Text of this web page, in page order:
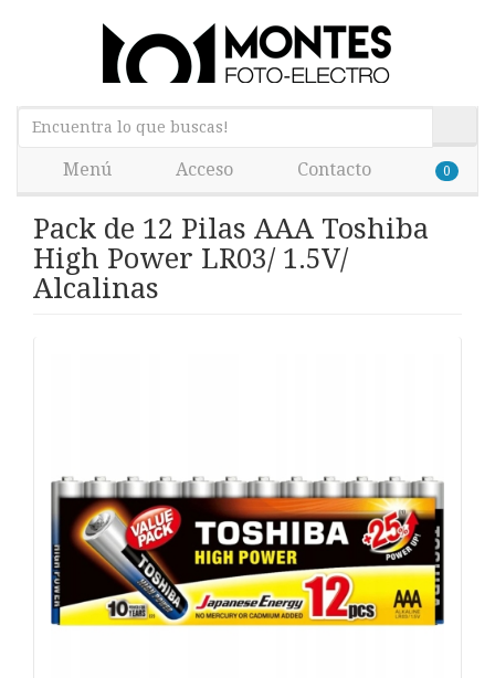
Menú Acceso Contacto 0
Pack de 12 Pilas AAA Toshiba
High Power LR03/ 1.5V/
Alcalinas